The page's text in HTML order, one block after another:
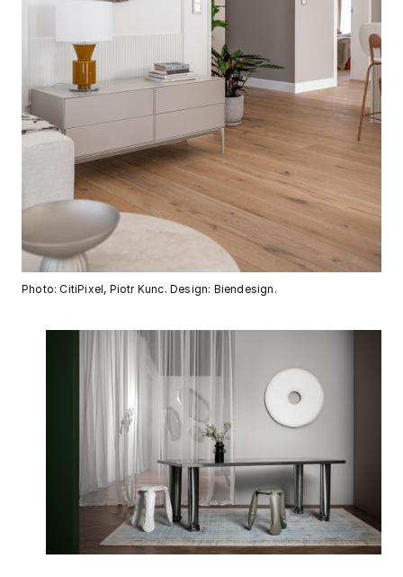
Photo: CitiPixel, Piotr Kunc. Design: Biendesign.